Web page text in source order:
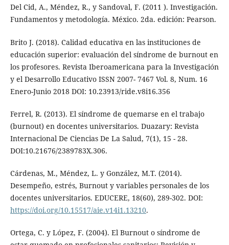
Del Cid, A., Méndez, R., y Sandoval, F. (2011 ). Investigación.
Fundamentos y metodología. México. 2da. edición: Pearson.
Brito J. (2018). Calidad educativa en las instituciones de
educación superior: evaluación del síndrome de burnout en
los profesores. Revista Iberoamericana para la Investigación
y el Desarrollo Educativo ISSN 2007- 7467 Vol. 8, Num. 16
Enero-Junio 2018 DOI: 10.23913/ride.v8i16.356
Ferrel, R. (2013). El síndrome de quemarse en el trabajo
(burnout) en docentes universitarios. Duazary: Revista
Internacional De Ciencias De La Salud, 7(1), 15 - 28.
DOI:10.21676/2389783X.306.
Cárdenas, M., Méndez, L. y González, M.T. (2014).
Desempeño, estrés, Burnout y variables personales de los
docentes universitarios. EDUCERE, 18(60), 289-302. DOI:
https://doi.org/10.15517/aie.v14i1.13210.
Ortega, C. y López, F. (2004). El Burnout o síndrome de